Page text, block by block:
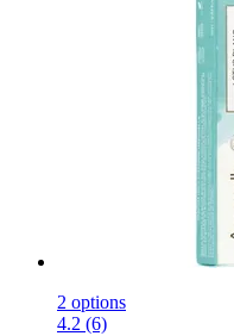
2 options
4.2 (6)